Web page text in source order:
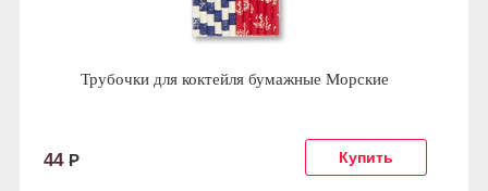
Трубочки для коктейля бумажные Морские
44 Р